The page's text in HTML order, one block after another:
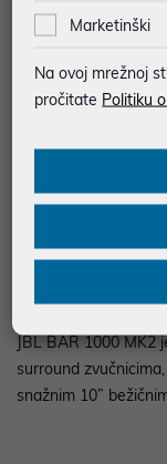
MOGUĆNOST
Podaci uz artikle
JBL BAR 1000
surround
snažnim 10”
Marketinški
Na ovoj mrežnoj
pročitate Politiku